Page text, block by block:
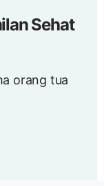
Sehat
orang tua